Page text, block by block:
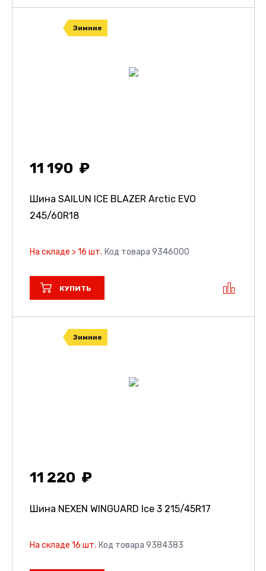
Зимние
11 190
Шина SAILUN ICE BLAZER Arctic EVO
245/60R18
На складе > 16 шт. Код товара 9346000
КУПИТЬ
Зимние
11 220
Шина NEXEN WINGUARD Ice 3 215/45R17
На складе 16 шт. Код товара 9384383